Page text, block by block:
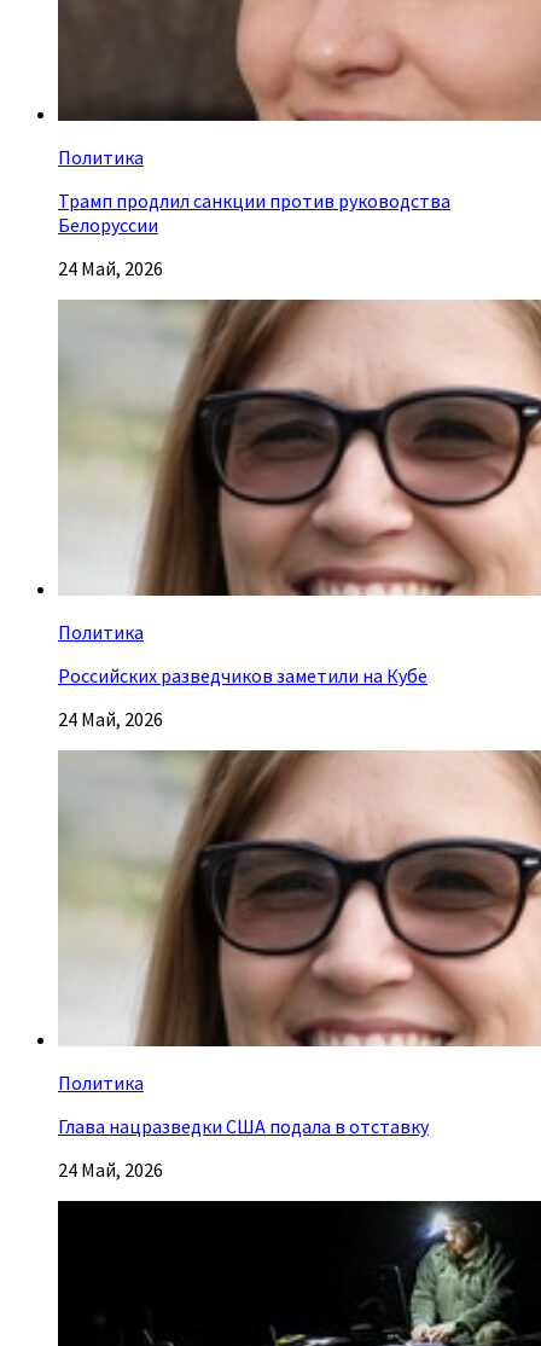
Политика
Трамп продлил санкции против руководства
Белоруссии
24 Май, 2026
Политика
Российских разведчиков заметили на Кубе
24 Май, 2026
Политика
Глава нацразведки США подала в отставку
24 Май, 2026